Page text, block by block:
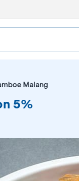
Malang
5%